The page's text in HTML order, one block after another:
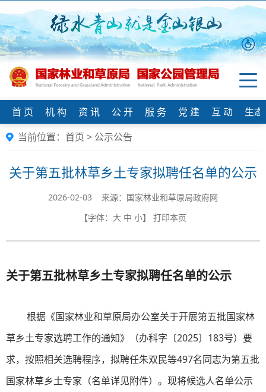
首 页 机 构 资 讯 公 开 服 务 党 建 互 动
生
当前位置： 首页 > 公示公告
关于第五批林草乡土专家拟聘任名单的公示
2026-02-03 来源：国家林业和草原局政府网
【字体： 大 中 小】 打印本页
关于第五批林草乡土专家拟聘任名单的公示
根据《国家林业和草原局办公室关于开展第五批国家林
草乡土专家选聘工作的通知》（办科字〔2025〕183号）要
求，按照相关选聘程序，拟聘任朱双民等497名同志为第五批
国家林草乡土专家（名单详见附件）。现将候选人名单公示